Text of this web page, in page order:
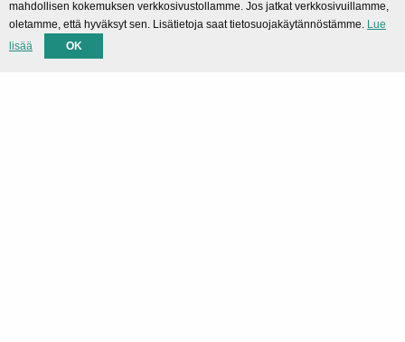
SMARTPortal
Lataukset
mahdollisen kokemuksen verkkosivustollamme. Jos jatkat verkkosivuillamme,
oletamme, että hyväksyt sen. Lisätietoja saat tietosuojakäytännöstämme. Lue
lisää
OK